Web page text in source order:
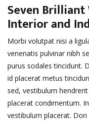
Seven
Interior and
Morbi volutpat nisi a
venenatis pulvinar nibh
purus sodales tincidunt.
id placerat metus
sed, vestibulum
placerat condimentum.
vestibulum placerat.